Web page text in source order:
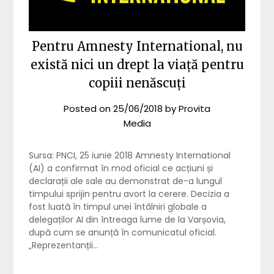
Pentru Amnesty International, nu
există nici un drept la viață pentru
copiii nenăscuți
Posted on25/06/2018 byProvita
Media
Sursa: PNCI, 25 iunie 2018 Amnesty International
(AI) a confirmat în mod oficial ce acțiuni și
declarații ale sale au demonstrat de-a lungul
timpului sprijin pentru avort la cerere. Decizia a
fost luată în timpul unei întâlniri globale a
delegaților AI din întreaga lume de la Varșovia,
după cum se anunță în comunicatul oficial.
„Reprezentanții…